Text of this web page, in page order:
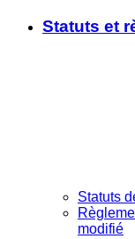
Statuts et
Statuts
modifié